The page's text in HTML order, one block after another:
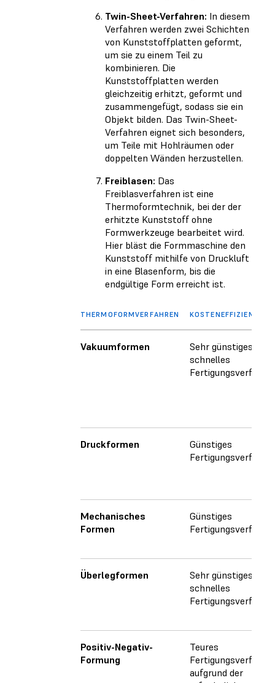
Twin-Sheet-Verfahren: In diesem
Verfahren werden zwei Schichten
von Kunststoffplatten geformt,
um sie zu einem Teil zu
kombinieren. Die
Kunststoffplatten werden
gleichzeitig erhitzt, geformt und
zusammengefügt, sodass sie ein
Objekt bilden. Das Twin-Sheet-
Verfahren eignet sich besonders,
um Teile mit Hohlräumen oder
doppelten Wänden herzustellen.
Freiblasen: Das
Freiblasverfahren ist eine
Thermoformtechnik, bei der der
erhitzte Kunststoff ohne
Formwerkzeuge bearbeitet wird.
Hier bläst die Formmaschine den
Kunststoff mithilfe von Druckluft
in eine Blasenform, bis die
endgültige Form erreicht ist.
THERMOFORMVERFAHREN KOSTENEFFIZIENZ
Vakuumformen
Sehr günstiges,
schnelles
Druckformen
Günstiges
Mechanisches
Formen
Günstiges
Überlegformen
Sehr günstiges,
schnelles
Positiv-Negativ-
Formung
Teures
aufgrund der